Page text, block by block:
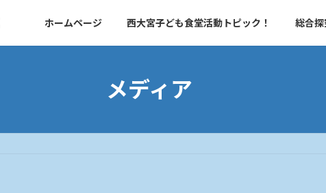
ホームページ 西大宮子ども食堂活動トピック！ 総合
メディア